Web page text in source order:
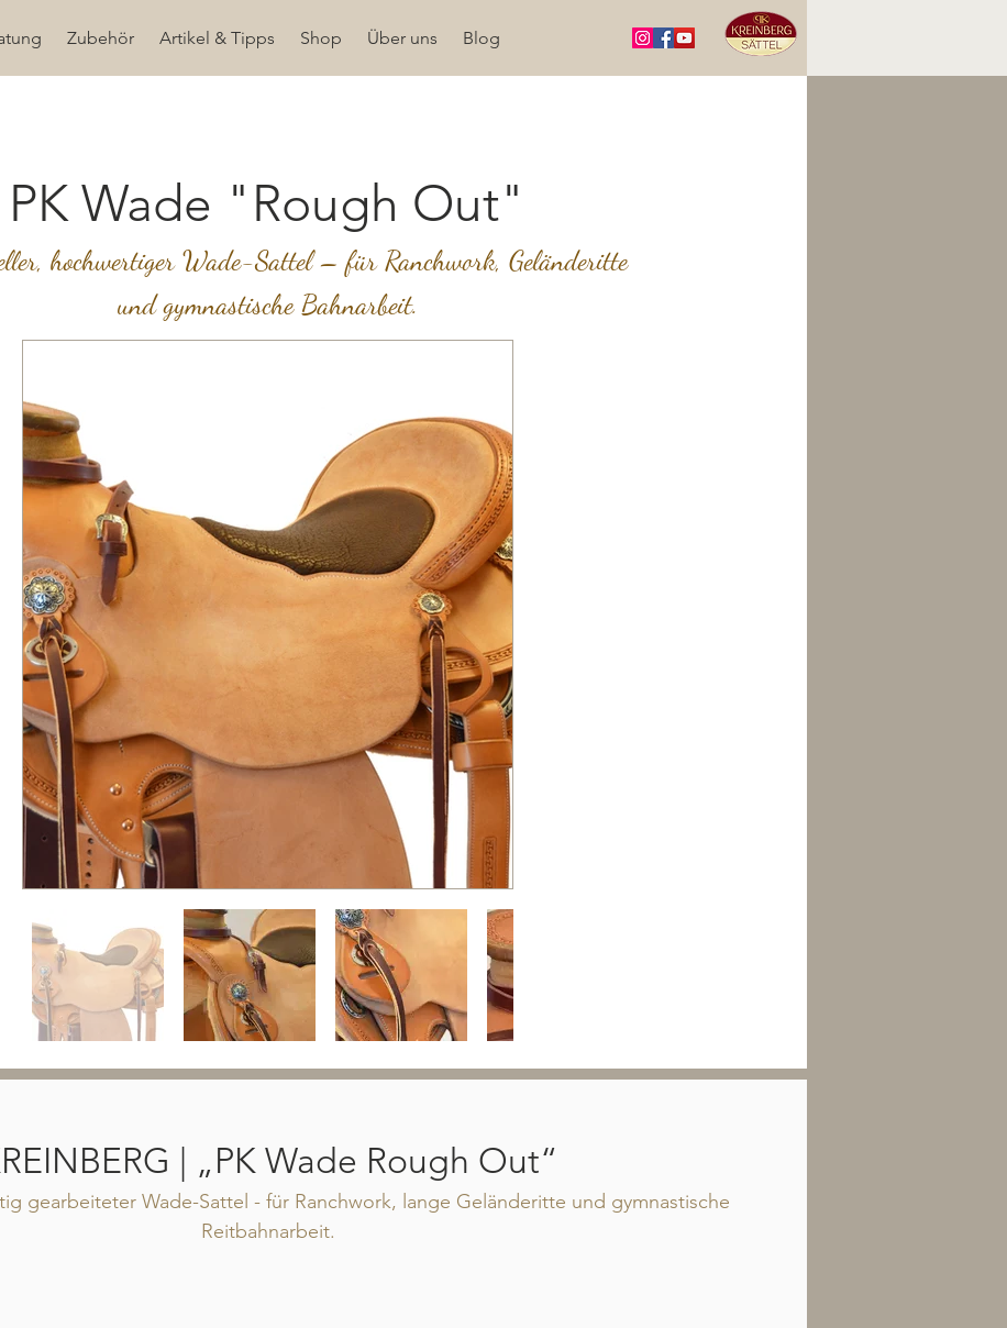
Zubehör Artikel & Tipps Shop Über uns Blog
PK Wade "Rough Out"
hochwertiger Wade-Sattel – für Ranchwork, Geländeritte
und gymnastische Bahnarbeit.
| „PK Wade Rough Out“
gearbeiteter Wade-Sattel - für Ranchwork, lange Geländeritte und gymnastische
Reitbahnarbeit.